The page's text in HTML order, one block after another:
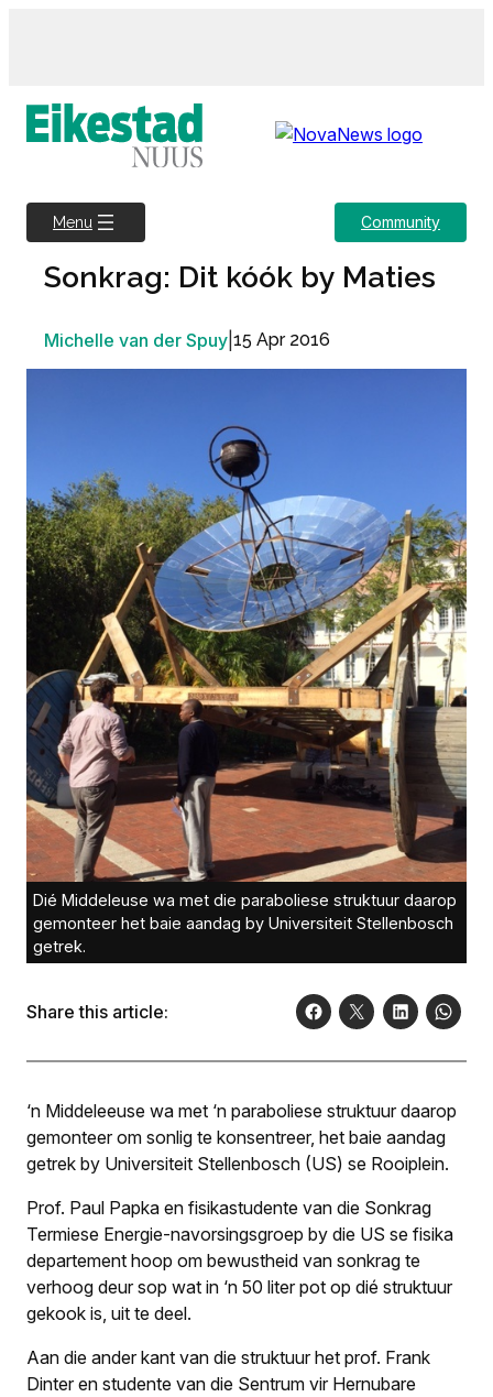
Menu Community
Sonkrag: Dit kóók by Maties
Michelle van der Spuy 15 Apr 2016
Dié Middeleuse wa met die paraboliese struktuur daarop
gemonteer het baie aandag by Universiteit Stellenbosch
getrek.
Share this article:
‘n Middeleeuse wa met ‘n paraboliese struktuur daarop
gemonteer om sonlig te konsentreer, het baie aandag
getrek by Universiteit Stellenbosch (US) se Rooiplein.
Prof. Paul Papka en fisikastudente van die Sonkrag
Termiese Energie-navorsingsgroep by die US se fisika
departement hoop om bewustheid van sonkrag te
verhoog deur sop wat in ‘n 50 liter pot op dié struktuur
gekook is, uit te deel.
Aan die ander kant van die struktuur het prof. Frank
Dinter en studente van die Sentrum vir Hernubare